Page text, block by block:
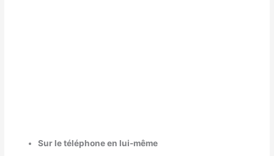
Sur le téléphone en lui-même